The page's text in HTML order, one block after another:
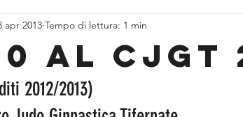
al CJGT
apr 2013 Tempo di lettura: 1 min
2012/2013)